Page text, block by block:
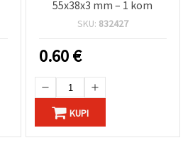
55x38x3 mm – 1 kom
SKU: 832427
0.60€
KUPI